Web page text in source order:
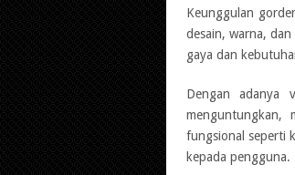
Keunggulan
desain, warna,
gaya dan
Dengan adanya
menguntungkan,
fungsional seperti
kepada pengguna.